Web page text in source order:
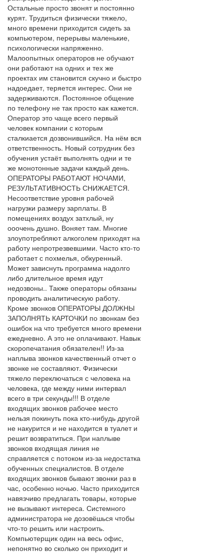
Остальные просто звонят и постоянно
курят. Трудиться физически тяжело,
много времени приходится сидеть за
компьютером, перерывы маленькие,
психологически напряженно.
Малоопытных операторов не обучают
они работают на одних и тех же
проектах им становится скучно и быстро
надоедает, теряется интерес. Они не
задерживаются. Постоянное общение
по телефону не так просто как кажется.
Оператор это чаще всего первый
человек компании с которым
сталкиается дозвонившийся. На нём вся
ответственность. Новый сотрудник без
обучения устаёт выполнять одни и те
же монотонные задачи каждый день.
ОПЕРАТОРЫ РАБОТАЮТ НОЧАМИ,
РЕЗУЛЬТАТИВНОСТЬ СНИЖАЕТСЯ.
Несоответствие уровня рабочей
нагрузки размеру зарплаты. В
помещениях воздух затхлый, ну
ооочень душно. Воняет там. Многие
злоупотребляют алкоголем приходят на
работу непротрезвевшими. Часто кто-то
работает с похмелья, обкуренный.
Может зависнуть программа надолго
либо длительное время идут
недозвоны.. Также операторы обязаны
проводить аналитическую работу.
Кроме звонков ОПЕРАТОРЫ ДОЛЖНЫ
ЗАПОЛНЯТЬ КАРТОЧКИ по звонкам без
ошибок на что требуется много времени
ежедневно. А это не оплачивают. Навык
скоропечатания обязателен!! Из-за
наплыва звонков качественный отчет о
звонке не составляют. Физически
тяжело переключаться с человека на
человека, где между ними интервал
всего в три секунды!!! В отделе
входящих звонков рабочее место
нельзя покинуть пока кто-нибудь другой
не накурится и не находится в туалет и
решит возвратиться. При наплыве
звонков входящая линия не
справляется с потоком из-за недостатка
обученных специалистов. В отделе
входящих звонков бывают звонки раз в
час, особенно ночью. Часто приходится
навязчиво предлагать товары, которые
не вызывают интереса. Системного
администратора не дозовёшься чтобы
что-то решить или настроить.
Компьютерщик один на весь офис,
непонятно во сколько он приходит и